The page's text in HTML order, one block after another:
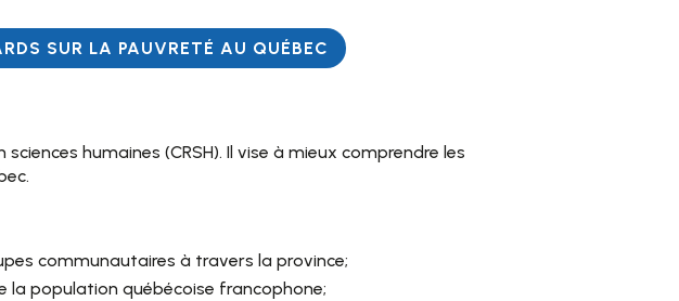
SUR LA PAUVRETÉ AU QUÉBEC
humaines (CRSH). Il vise à mieux comprendre les
communautaires à travers la province;
la population québécoise francophone;